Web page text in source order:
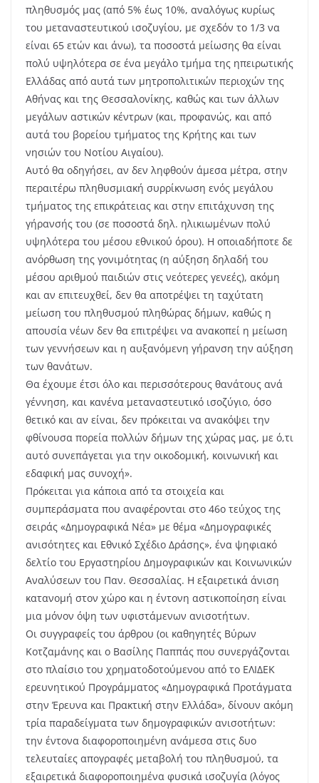
πληθυσμός μας (από 5% έως 10%, αναλόγως κυρίως
του μεταναστευτικού ισοζυγίου, με σχεδόν το 1/3 να
είναι 65 ετών και άνω), τα ποσοστά μείωσης θα είναι
πολύ υψηλότερα σε ένα μεγάλο τμήμα της ηπειρωτικής
Ελλάδας από αυτά των μητροπολιτικών περιοχών της
Αθήνας και της Θεσσαλονίκης, καθώς και των άλλων
μεγάλων αστικών κέντρων (και, προφανώς, και από
αυτά του βορείου τμήματος της Κρήτης και των
νησιών του Νοτίου Αιγαίου).
Αυτό θα οδηγήσει, αν δεν ληφθούν άμεσα μέτρα, στην
περαιτέρω πληθυσμιακή συρρίκνωση ενός μεγάλου
τμήματος της επικράτειας και στην επιτάχυνση της
γήρανσής του (σε ποσοστά δηλ. ηλικιωμένων πολύ
υψηλότερα του μέσου εθνικού όρου). Η οποιαδήποτε δε
ανόρθωση της γονιμότητας (η αύξηση δηλαδή του
μέσου αριθμού παιδιών στις νεότερες γενεές), ακόμη
και αν επιτευχθεί, δεν θα αποτρέψει τη ταχύτατη
μείωση του πληθυσμού πληθώρας δήμων, καθώς η
απουσία νέων δεν θα επιτρέψει να ανακοπεί η μείωση
των γεννήσεων και η αυξανόμενη γήρανση την αύξηση
των θανάτων.
Θα έχουμε έτσι όλο και περισσότερους θανάτους ανά
γέννηση, και κανένα μεταναστευτικό ισοζύγιο, όσο
θετικό και αν είναι, δεν πρόκειται να ανακόψει την
φθίνουσα πορεία πολλών δήμων της χώρας μας, με ό,τι
αυτό συνεπάγεται για την οικοδομική, κοινωνική και
εδαφική μας συνοχή».
Πρόκειται για κάποια από τα στοιχεία και
συμπεράσματα που αναφέρονται στο 46ο τεύχος της
σειράς «Δημογραφικά Νέα» με θέμα «Δημογραφικές
ανισότητες και Εθνικό Σχέδιο Δράσης», ένα ψηφιακό
δελτίο του Εργαστηρίου Δημογραφικών και Κοινωνικών
Αναλύσεων του Παν. Θεσσαλίας. Η εξαιρετικά άνιση
κατανομή στον χώρο και η έντονη αστικοποίηση είναι
μια μόνον όψη των υφιστάμενων ανισοτήτων.
Οι συγγραφείς του άρθρου (οι καθηγητές Βύρων
Κοτζαμάνης και ο Βασίλης Παππάς που συνεργάζονται
στο πλαίσιο του χρηματοδοτούμενου από το ΕΛΙΔΕΚ
ερευνητικού Προγράμματος «Δημογραφικά Προτάγματα
στην Έρευνα και Πρακτική στην Ελλάδα», δίνουν ακόμη
τρία παραδείγματα των δημογραφικών ανισοτήτων:
την έντονα διαφοροποιημένη ανάμεσα στις δυο
τελευταίες απογραφές μεταβολή του πληθυσμού, τα
εξαιρετικά διαφοροποιημένα φυσικά ισοζυγία (λόγος